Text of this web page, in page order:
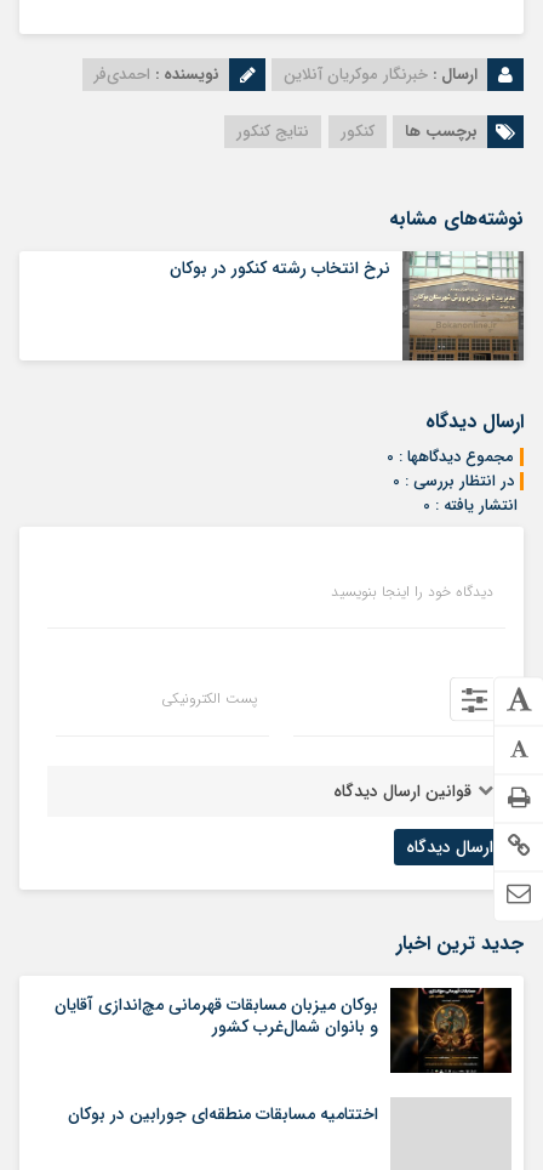
ارسال : خبرنگار موکریان آنلاین نویسنده : احمدی‌فر
برچسب ها کنکور نتایج کنکور
نوشته‌های مشابه
نرخ انتخاب رشته کنکور در بوکان
ارسال دیدگاه
مجموع دیدگاهها : 0
در انتظار بررسی : 0
انتشار یافته : 0
دیدگاه خود را اینجا بنویسید
نام شما پست الکترونیکی
قوانین ارسال دیدگاه
جدید ترین اخبار
بوکان میزبان مسابقات قهرمانی مچ‌اندازی آقایان
و بانوان شمال‌غرب کشور
اختتامیه مسابقات منطقه‌ای جورابین در بوکان